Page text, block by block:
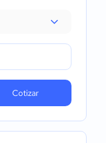
Cotizar